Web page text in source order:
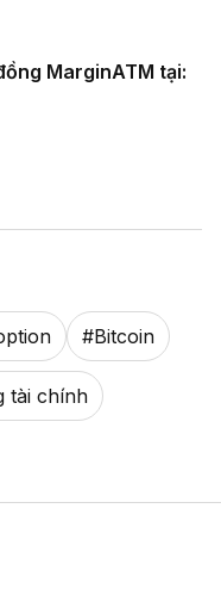
MarginATM tại:
#Bitcoin
tài chính